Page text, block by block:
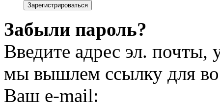
Забыли пароль?
Введите адрес эл. почты,
мы вышлем ссылку для
Ваш e-mail: